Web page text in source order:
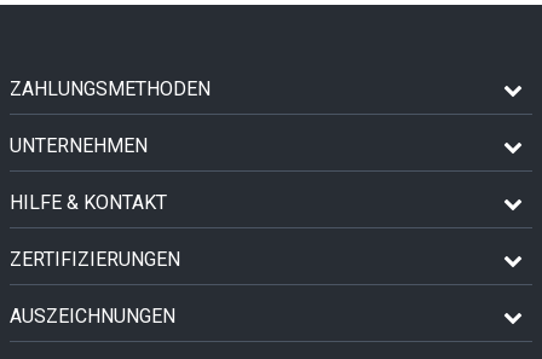
ZAHLUNGSMETHODEN
UNTERNEHMEN
HILFE & KONTAKT
ZERTIFIZIERUNGEN
AUSZEICHNUNGEN